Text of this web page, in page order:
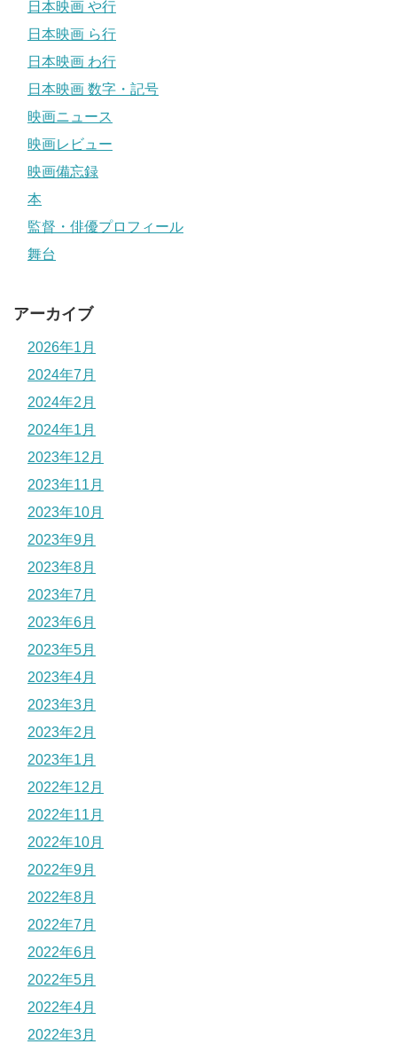
日本映画 や行
日本映画 ら行
日本映画 わ行
日本映画 数字・記号
映画ニュース
映画レビュー
映画備忘録
本
監督・俳優プロフィール
舞台
アーカイブ
2026年1月
2024年7月
2024年2月
2024年1月
2023年12月
2023年11月
2023年10月
2023年9月
2023年8月
2023年7月
2023年6月
2023年5月
2023年4月
2023年3月
2023年2月
2023年1月
2022年12月
2022年11月
2022年10月
2022年9月
2022年8月
2022年7月
2022年6月
2022年5月
2022年4月
2022年3月